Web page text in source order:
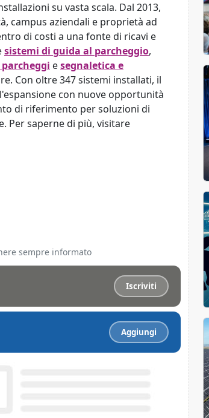
su vasta scala. Dal 2013,
campus aziendali e proprietà ad
di costi a una fonte di ricavi e
sistemi di guida al parcheggio,
esegnaletica e
Con oltre 347 sistemi installati, il
con nuove opportunità
di riferimento per soluzioni di
Per saperne di più, visitare
sempre informato
Iscriviti
Aggiungi